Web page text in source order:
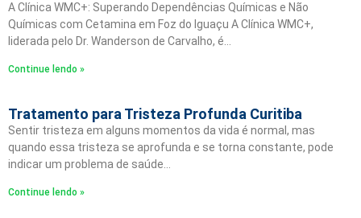
A Clínica WMC+: Superando Dependências Químicas e Não
Químicas com Cetamina em Foz do Iguaçu A Clínica WMC+,
liderada pelo Dr. Wanderson de Carvalho, é…
Continue lendo »
Tratamento para Tristeza Profunda Curitiba
Sentir tristeza em alguns momentos da vida é normal, mas
quando essa tristeza se aprofunda e se torna constante, pode
indicar um problema de saúde…
Continue lendo »